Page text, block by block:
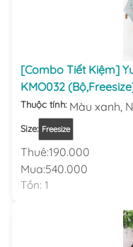
[Combo Tiết Kiệm]
KMO032
Thuộc tính: Màu xanh,
Size: Freesize
Thuê:190.000
Mua:540.000
Tồn: 1